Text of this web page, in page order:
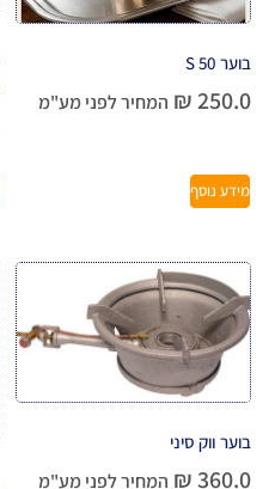
בוער S 50
₪250.0 המחיר לפני מע"מ
מידע נוסף
בוער ווק סיני
₪360.0 המחיר לפני מע"מ